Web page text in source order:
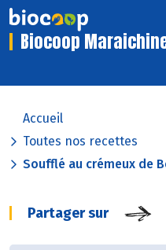
Biocoop
Accueil
Toutes nos recettes
Soufflé au crémeux de
Partager sur